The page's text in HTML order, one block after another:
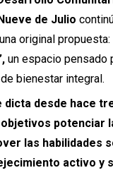
de Julio
original propuesta:
un espacio pensado
bienestar integral.
dicta desde hace
potenciar
las habilidades
activo y